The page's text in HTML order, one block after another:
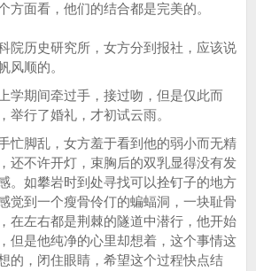
方面看，他们的结合都是完美的。
院历史研究所，女方分到报社，应该说
风顺的。
学期间牵过手，接过吻，但是仅此而
举行了婚礼，才初试云雨。
忙脚乱，女方羞于看到他的弱小而无精
还不许开灯，束胸后的双乳显得没有发
。如攀岩时到处寻找可以拴钉子的地方
觉到一个瘦骨伶仃的蝙蝠洞，一块耻骨
在左右都是荆棘的隧道中潜行，他开始
但是他纯净的心里却想着，这个事情这
的，闭住眼睛，希望这个过程快点结